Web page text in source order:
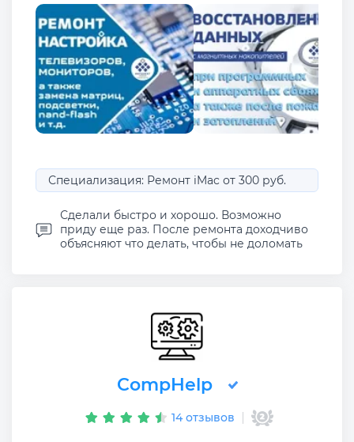
Специализация: Ремонт iMac от 300 руб.
Сделали быстро и хорошо. Возможно
приду еще раз. После ремонта доходчиво
объясняют что делать, чтобы не доломать
CompHelp
14 отзывов